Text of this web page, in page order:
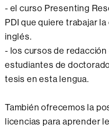
- el curso Presenting
PDI que quiere trabajar
inglés.
- los cursos de
estudiantes de
tesis en esta lengua.
También ofrecemos la
licencias para aprender